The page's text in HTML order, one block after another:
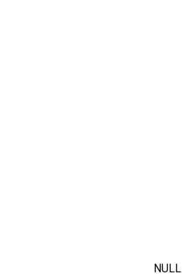
NULL